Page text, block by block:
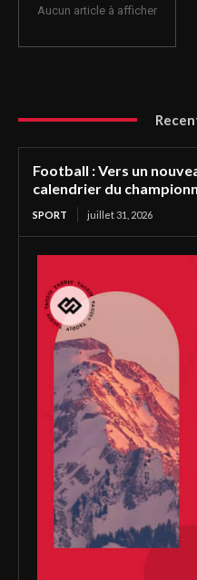
Aucun article à afficher
Football : Vers un
calendrier du
SPORT juillet 31, 2026